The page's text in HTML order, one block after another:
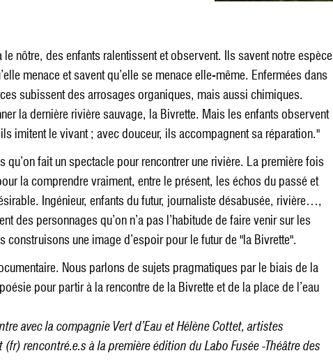
nôtre, des enfants ralentissent et observent. Ils savent notre espèce
menace et savent qu’elle se menace elle-même. Enfermées dans
subissent des arrosages organiques, mais aussi chimiques.
la dernière rivière sauvage, la Bivrette. Mais les enfants observent
imitent le vivant ; avec douceur, ils accompagnent sa réparation."
qu’on fait un spectacle pour rencontrer une rivière. La première fois
la comprendre vraiment, entre le présent, les échos du passé et
Ingénieur, enfants du futur, journaliste désabusée, rivière…,
des personnages qu’on n’a pas l’habitude de faire venir sur les
construisons une image d’espoir pour le futur de "la Bivrette".
Nous parlons de sujets pragmatiques par le biais de la
pour partir à la rencontre de la Bivrette et de la place de l’eau
avec la compagnie Vert d’Eau et Hélène Cottet, artistes
rencontré.e.s à la première édition du Labo Fusée -Théâtre des